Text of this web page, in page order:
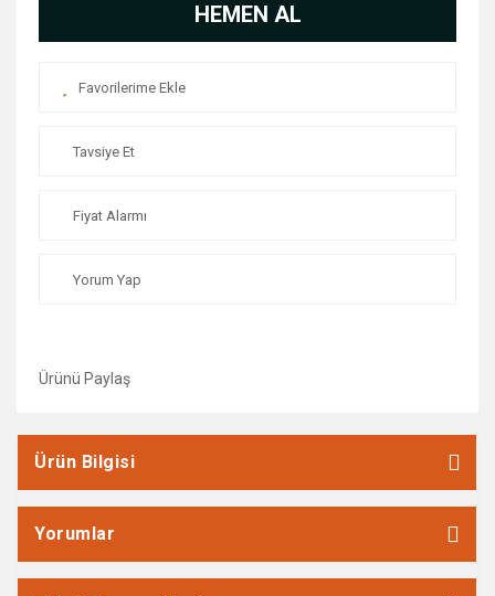
HEMEN AL
Tavsiye Et
Fiyat Alarmı
Yorum Yap
Ürünü Paylaş
Ürün Bilgisi
Yorumlar